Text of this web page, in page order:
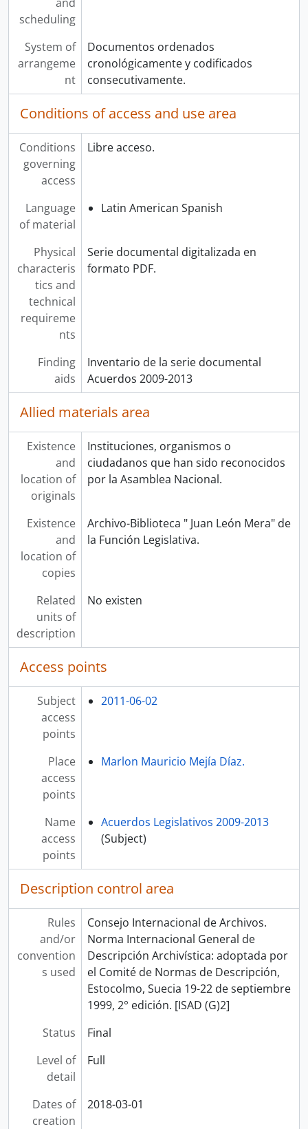
scheduling
System of
arrangeme
nt
Documentos ordenados
cronológicamente y codificados
consecutivamente.
Conditions of access and use area
Conditions
governing
access
Libre acceso.
Language
of material
Latin American Spanish
Physical
characteris
tics and
technical
requireme
nts
Serie documental digitalizada en
formato PDF.
Finding
aids
Inventario de la serie documental
Acuerdos 2009-2013
Allied materials area
Existence
and
location of
originals
Instituciones, organismos o
ciudadanos que han sido reconocidos
por la Asamblea Nacional.
Existence
and
location of
copies
Archivo-Biblioteca " Juan León Mera" de
la Función Legislativa.
Related
units of
description
No existen
Access points
Subject
access
points
2011-06-02
Place
access
points
Marlon Mauricio Mejía Díaz.
Name
access
points
Acuerdos Legislativos 2009-2013
(Subject)
Description control area
Rules
and/or
convention
s used
Consejo Internacional de Archivos.
Norma Internacional General de
Descripción Archivística: adoptada por
el Comité de Normas de Descripción,
Estocolmo, Suecia 19-22 de septiembre
1999, 2° edición. [ISAD (G)2]
Status
Final
Level of
detail
Full
Dates of
creation
2018-03-01